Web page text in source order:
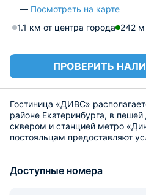
— Посмотреть на карте
1.1 км от центра города 242
ПРОВЕРИТЬ
Гостиница «ДИВС»
районе Екатеринбурга, в пешей
сквером и станцией метро
постояльцам предоставляют
а из окон виднеется река Исеть
Доступные номера